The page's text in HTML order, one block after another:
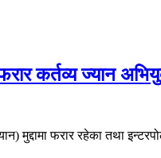
कर्तव्य ज्यान
मुद्दामा फरार रहेका तथा